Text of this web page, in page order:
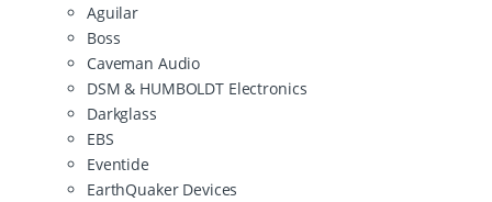
Aguilar
Boss
Caveman Audio
DSM & HUMBOLDT Electronics
Darkglass
EBS
Eventide
EarthQuaker Devices